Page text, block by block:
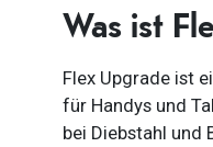
Was ist
Flex Upgrade ist
für Handys und
bei Diebstahl und